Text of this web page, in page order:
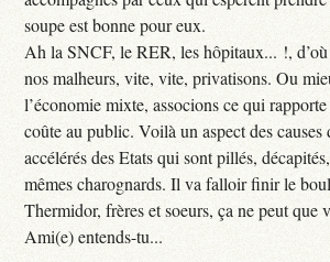
soupe est bonne pour eux.
Ah la SNCF, le RER, les hôpitaux... !,
nos malheurs, vite, vite, privatisons. Ou
l’économie mixte, associons ce qui
coûte au public. Voilà un aspect des
accélérés des Etats qui sont pillés,
mêmes charognards. Il va falloir finir le
Thermidor, frères et soeurs, ça ne peut que
Ami(e) entends-tu...